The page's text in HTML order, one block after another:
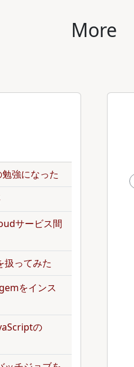
More
強になった
サービス間
ってみた
をインス
の